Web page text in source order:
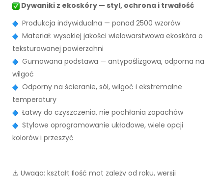
Dywaniki z ekoskóry — styl, ochrona i trwałość
Produkcja indywidualna — ponad 2500 wzorów
Materiał: wysokiej jakości wielowarstwowa ekoskóra o
teksturowanej powierzchni
Gumowana podstawa — antypoślizgowa, odporna na
wilgoć
Odporny na ścieranie, sól, wilgoć i ekstremalne
temperatury
Łatwy do czyszczenia, nie pochłania zapachów
Stylowe oprogramowanie układowe, wiele opcji
kolorów i przeszyć
⚠️ Uwaga: kształt Ilość mat zależy od roku, wersji